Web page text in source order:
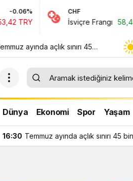
-0.06%
TRY
CHF
İsviçre Frangı 58,48
ayında açlık sınırı 45
bin 389 TL, yoksulluk sınırı 244
bin 818 TL oldu
Dünya Ekonomi Spor Yaşam
16:30 Temmuz ayında açlık sınırı 45